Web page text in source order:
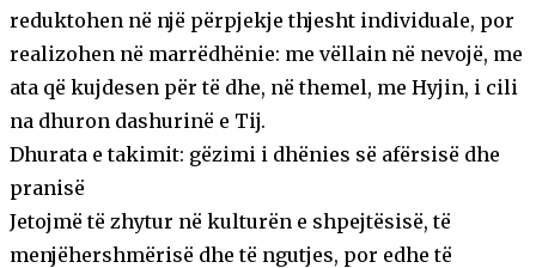
reduktohen në një përpjekje thjesht individuale, por
realizohen në marrëdhënie: me vëllain në nevojë, me
ata që kujdesen për të dhe, në themel, me Hyjin, i cili
na dhuron dashurinë e Tij.
Dhurata e takimit: gëzimi i dhënies së afërsisë dhe
pranisë
Jetojmë të zhytur në kulturën e shpejtësisë, të
menjëhershmërisë dhe të ngutjes, por edhe të